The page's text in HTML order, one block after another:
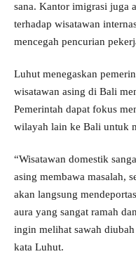
sana. Kantor imigrasi juga
terhadap wisatawan
mencegah pencurian
Luhut menegaskan
wisatawan asing di Bali
Pemerintah dapat fokus
wilayah lain ke Bali untuk
“Wisatawan domestik
asing membawa masalah,
akan langsung
aura yang sangat ramah
ingin melihat sawah
kata Luhut.